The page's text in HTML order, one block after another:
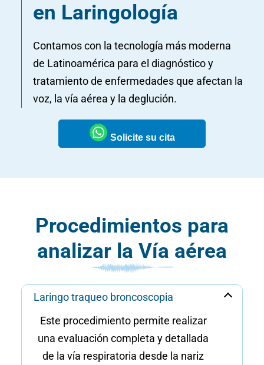
en Laringología
Contamos con la tecnología más moderna
de Latinoamérica para el diagnóstico y
tratamiento de enfermedades que afectan la
voz, la vía aérea y la deglución.
Solicite su cita
Procedimientos para
analizar la Vía aérea
Laringo traqueo broncoscopia
Este procedimiento permite realizar
una evaluación completa y detallada
de la vía respiratoria desde la nariz